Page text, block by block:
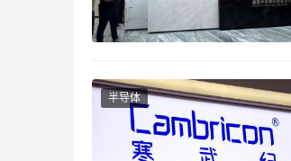
半导体